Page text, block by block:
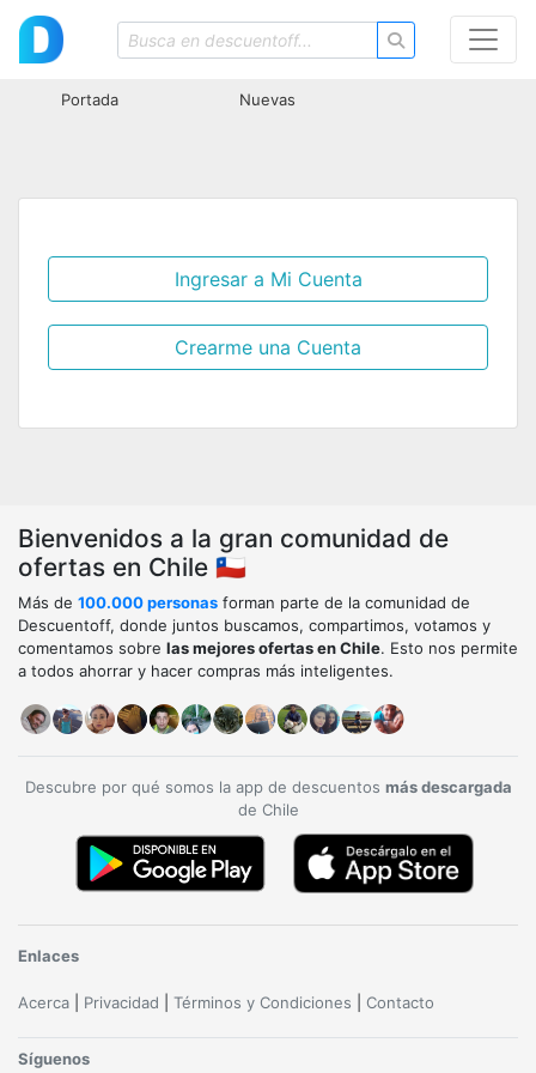
Portada Nuevas
Ingresar a Mi Cuenta
Crearme una Cuenta
Bienvenidos a la gran comunidad de
ofertas en Chile 🇨🇱
Más de 100.000 personas forman parte de la comunidad de
Descuentoff, donde juntos buscamos, compartimos, votamos y
comentamos sobre las mejores ofertas en Chile. Esto nos permite
a todos ahorrar y hacer compras más inteligentes.
Descubre por qué somos la app de descuentos más descargada
de Chile
Enlaces
Acerca Privacidad Términos y Condiciones Contacto
Síguenos